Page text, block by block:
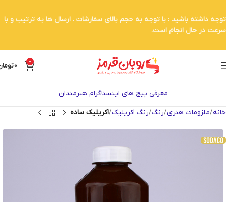
0
0
معرفی پیج های اینستاگرام هنرمندان
خانه ملزومات هنری رنگ رنگ اکریلیک اکریلیک ساده
توجه داشته باشید : با توجه به حجم بالای سفارشات . ارسال ها به ترتیب و با
سرعت در حال انجام است.